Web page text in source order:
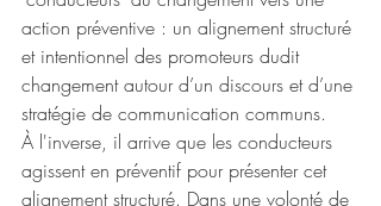
action préventive : un alignement structuré
et intentionnel des promoteurs dudit
changement autour d’un discours et d’une
stratégie de communication communs.
À l'inverse, il arrive que les conducteurs
agissent en préventif pour présenter cet
alignement structuré. Dans une volonté de